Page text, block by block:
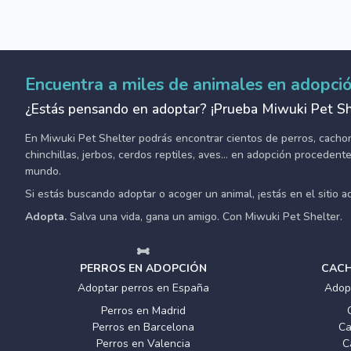
Encuentra a miles de animales en
¿Estás pensando en adoptar? ¡Prueba Miwuki Pet
En Miwuki Pet Shelter podrás encontrar cientos de perros,
chinchillas, jerbos, cerdos reptiles, aves... en adopción
mundo.
Si estás buscando adoptar o acoger un animal, ¡estás en el sitio
Adopta. Salva una vida, gana un amigo. Con Miwuki Pet Shelter.
PERROS EN ADOPCIÓN
Adoptar perros en España
Perros en Madrid
Perros en Barcelona
Perros en Valencia